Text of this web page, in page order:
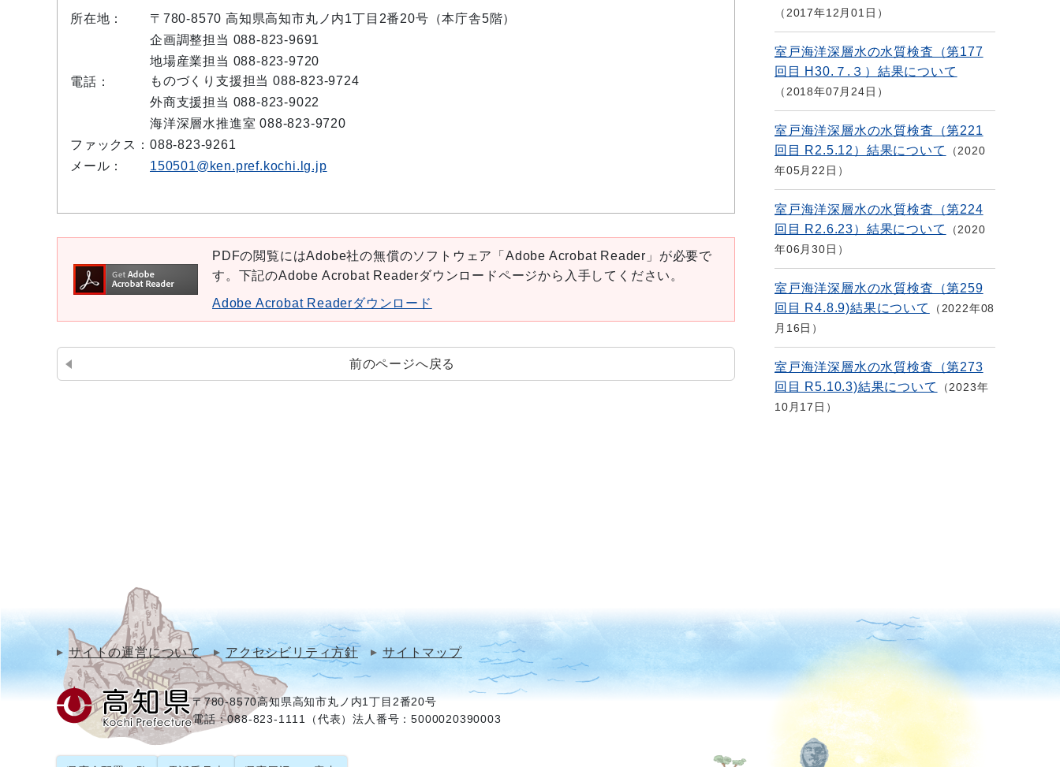
所在地：
〒780-8570 高知県高知市丸ノ内1丁目2番20号（本庁舎5階）
電話：
企画調整担当 088-823-9691
地場産業担当 088-823-9720
ものづくり支援担当 088-823-9724
外商支援担当 088-823-9022
海洋深層水推進室 088-823-9720
ファックス： 088-823-9261
メール：
150501@ken.pref.kochi.lg.jp
PDFの閲覧にはAdobe社の無償のソフトウェア「Adobe Acrobat Reader」が必要で
す。下記のAdobe Acrobat Readerダウンロードページから入手してください。
Adobe Acrobat Readerダウンロード
前のページへ戻る
2017年12月01日
室戸海洋深層水の水質検査（第177
回目 H30.７.３）結果について
2018年07月24日
室戸海洋深層水の水質検査（第221
回目 R2.5.12）結果について
2020
年05月22日
室戸海洋深層水の水質検査（第224
回目 R2.6.23）結果について
2020
年06月30日
室戸海洋深層水の水質検査（第259
回目 R4.8.9)結果について
2022年08
月16日
室戸海洋深層水の水質検査（第273
回目 R5.10.3)結果について
2023年
10月17日
サイトの運営について アクセシビリティ方針 サイトマップ
〒780-8570高知県高知市丸ノ内1丁目2番20号
電話：088-823-1111（代表）法人番号：5000020390003